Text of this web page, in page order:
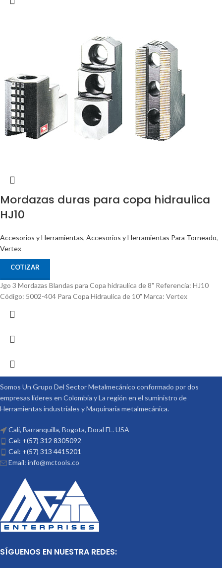
Mordazas duras para copa hidraulica
HJ10
Accesorios y Herramientas, Accesorios y Herramientas Para Torneado,
Vertex
COTIZAR
Jgo 3 Mordazas Blandas para Copa hidraulica de 8" Referencia: HJ10
Código: 5002-404 Para Copa Hidraulica de 10" Marca: Vertex
Somos Un Grupo Del Sector Metalmecánico conformado por dos
empresas lideres en Colombia y La región en el suministro de
Herramientas industriales y Maquinaria metalmecánica.
Cali, Barranquilla, Bogota, Doral FL. USA
Cel: +(57) 312 8305092
Cel: +(57) 313 4415201
Email: info@mctools.co
SÍGUENOS EN NUESTRA REDES: